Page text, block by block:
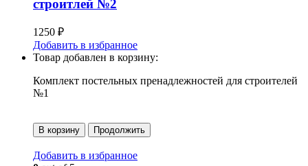
строитлей №2
1250 ₽
Добавить в избранное
Товар добавлен в корзину:
Комплект постельных пренадлежностей для строителей
№1
В корзину Продолжить
Добавить в избранное